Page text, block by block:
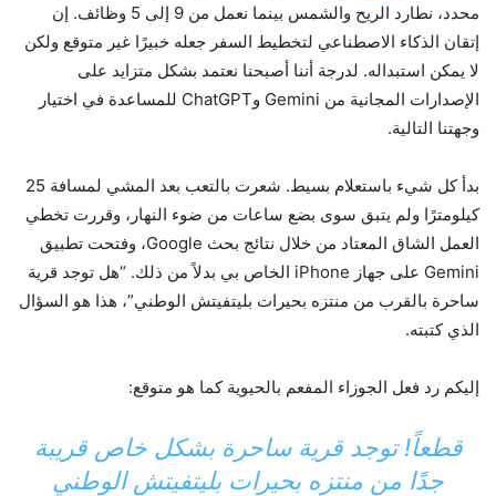
محدد، نطارد الريح والشمس بينما نعمل من 9 إلى 5 وظائف. إن
إتقان الذكاء الاصطناعي لتخطيط السفر جعله خبيرًا غير متوقع ولكن
لا يمكن استبداله. لدرجة أننا أصبحنا نعتمد بشكل متزايد على
الإصدارات المجانية من Gemini وChatGPT للمساعدة في اختيار
وجهتنا التالية.
بدأ كل شيء باستعلام بسيط. شعرت بالتعب بعد المشي لمسافة 25
كيلومترًا ولم يتبق سوى بضع ساعات من ضوء النهار، وقررت تخطي
العمل الشاق المعتاد من خلال نتائج بحث Google، وفتحت تطبيق
Gemini على جهاز iPhone الخاص بي بدلاً من ذلك. “هل توجد قرية
ساحرة بالقرب من منتزه بحيرات بليتفيتش الوطني”، هذا هو السؤال
الذي كتبته.
إليكم رد فعل الجوزاء المفعم بالحيوية كما هو متوقع:
قطعاً! توجد قرية ساحرة بشكل خاص قريبة
جدًا من منتزه بحيرات بليتفيتش الوطني